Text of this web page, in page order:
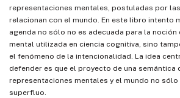
representaciones mentales, postuladas por
relacionan con el mundo. En este libro intento
agenda no sólo no es adecuada para la
mental utilizada en ciencia cognitiva, sino
el fenómeno de la intencionalidad. La idea
defender es que el proyecto de una semántica
representaciones mentales y el mundo no
superfluo.